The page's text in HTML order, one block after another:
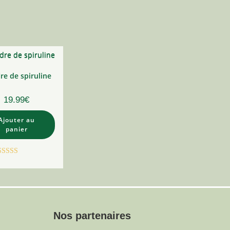
de spiruline
19.99€
au
panier
Nos partenaires